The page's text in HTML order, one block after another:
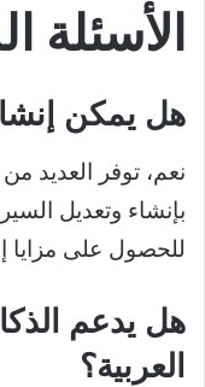
الأسئلة
هل يمكن
نعم، توفر العديد
بإنشاء وتعديل
للحصول على مزايا
هل يدعم
العربية؟